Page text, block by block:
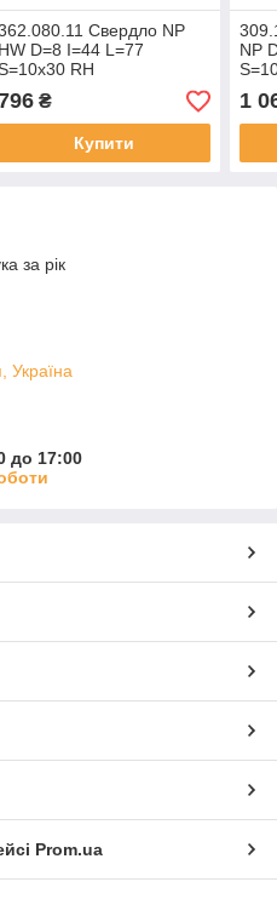
Свердло NP
HW D=8 I=44 L=77
RH
₴
Купити
NP
1
за рік
Україна
до 17:00
Prom.ua